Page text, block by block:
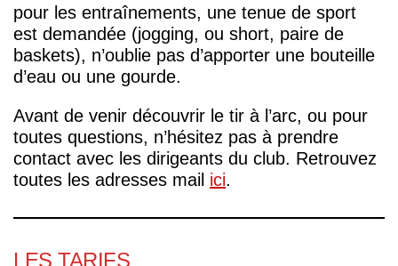
pour les entraînements, une tenue de sport
est demandée (jogging, ou short, paire de
baskets), n’oublie pas d’apporter une bouteille
d’eau ou une gourde.
Avant de venir découvrir le tir à l’arc, ou pour
toutes questions, n’hésitez pas à prendre
contact avec les dirigeants du club. Retrouvez
toutes les adresses mail ici.
LES TARIFS